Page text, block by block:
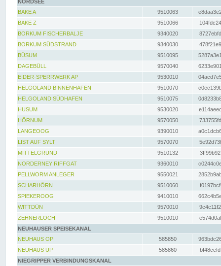
NORDSEE
BAKE A
9510063
BAKE Z
9510066
BORKUM FISCHERBALJE
9340020
BORKUM SÜDSTRAND
9340030
BÜSUM
9510095
DAGEBÜLL
9570040
EIDER-SPERRWERK AP
9530010
HELGOLAND BINNENHAFEN
9510070
HELGOLAND SÜDHAFEN
9510075
HUSUM
9530020
HÖRNUM
9570050
LANGEOOG
9390010
LIST AUF SYLT
9570070
MITTELGRUND
9510132
NORDERNEY RIFFGAT
9360010
PELLWORM ANLEGER
9550021
SCHARHÖRN
9510060
SPIEKEROOG
9410010
WITTDÜN
9570010
ZEHNERLOCH
9510010
NEUHAUSER SPEISEKANAL
NEUHAUS OP
585850
NEUHAUS UP
585860
NIEGRIPPER VERBINDUNGSKANAL